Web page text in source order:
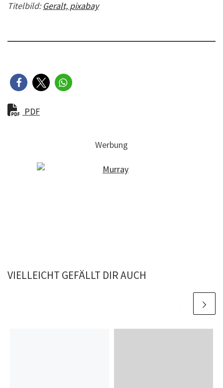
Titelbild:Geralt, pixabay
PDF
Werbung
VIELLEICHT GEFÄLLT DIR AUCH